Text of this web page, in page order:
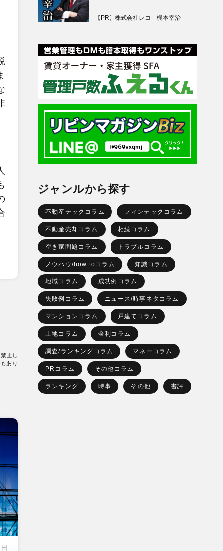
止し
あり
【PR】株式会社レコ 梶本幸治
ジャンルから探す
不動産テックコラム フィンテックコラム
不動産売却コラム 相続コラム
空き家問題コラム トラブルコラム
ノウハウ/how toコラム 知識コラム
地域コラム 成功例コラム
失敗例コラム ニュース/時事ネタコラム
マンションコラム 戸建てコラム
土地コラム 金利コラム
調査/ランキングコラム マネーコラム
PRコラム その他コラム
ランキング 時事 その他 書評